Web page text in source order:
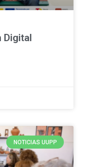
NOTICIAS UUPP